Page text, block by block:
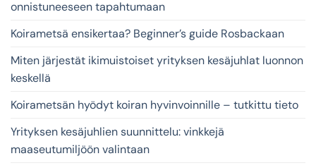
onnistuneeseen tapahtumaan
Koirametsä ensikertaa? Beginner’s guide Rosbackaan
Miten järjestät ikimuistoiset yrityksen kesäjuhlat luonnon
keskellä
Koirametsän hyödyt koiran hyvinvoinnille – tutkittu tieto
Yrityksen kesäjuhlien suunnittelu: vinkkejä
maaseutumiljöön valintaan